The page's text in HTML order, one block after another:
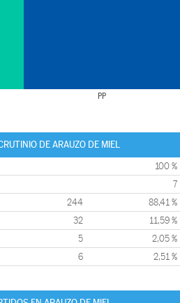
PP
DE ARAUZO DE MIEL
100 %
7
244 88,41 %
32 11,59 %
5 2,05 %
6 2,51 %